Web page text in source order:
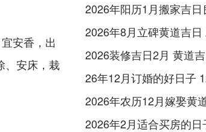
安香，出
、安床，栽
2026年2月适合买房的日